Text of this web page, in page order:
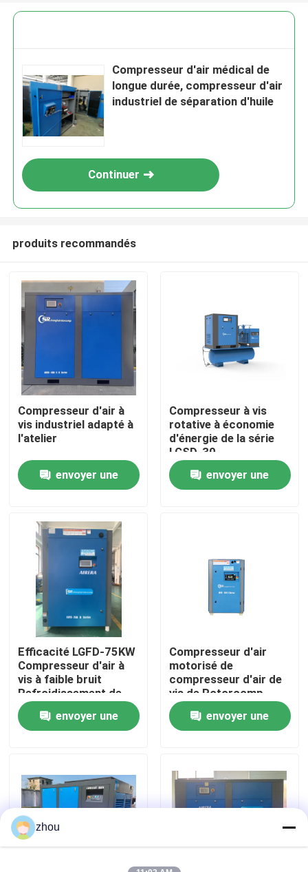
Maison
Vidéos
Au sujet de nous
Visite d'usine
Contrôle de qualité
Contactez-nous
Nouvelles
Cas
Demandez une citation
Compresseur d'air médical de
longue durée, compresseur d'air
industriel de séparation d'huile
Continuer
produits recommandés
Compresseur d'air à
vis industriel adapté à
l'atelier
envoyer une
Compresseur à vis
rotative à économie
d'énergie de la série
LGSD-30
envoyer une
Efficacité LGFD-75KW
Compresseur d'air à
vis à faible bruit
Refroidissement de
l'air
envoyer une
Compresseur d'air
motorisé de
compresseur d'air de
vis de Rotorcomp
pour l'huile lubrifiée
envoyer une
zhou